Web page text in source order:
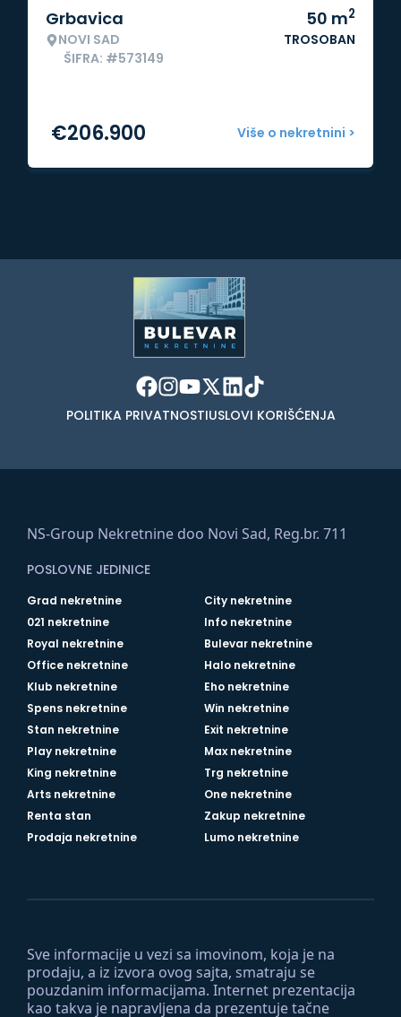
Grbavica
NOVI SAD
ŠIFRA: #573149
50 m2
TROSOBAN
Više o nekretnini >
€206.900
POLITIKA PRIVATNOSTIUSLOVI KORIŠĆENJA
Sve informacije u vezi sa imovinom, koja je na
prodaju, a iz izvora ovog sajta, smatraju se
pouzdanim informacijama. Internet prezentacija
kao takva je napravljena da prezentuje tačne
NS-Group Nekretnine doo Novi Sad, Reg.br. 711
POSLOVNE JEDINICE
Grad nekretnine
City nekretnine
021 nekretnine
Info nekretnine
Royal nekretnine
Bulevar nekretnine
Office nekretnine
Halo nekretnine
Klub nekretnine
Eho nekretnine
Spens nekretnine
Win nekretnine
Stan nekretnine
Exit nekretnine
Play nekretnine
Max nekretnine
King nekretnine
Trg nekretnine
Arts nekretnine
One nekretnine
Renta stan
Zakup nekretnine
Prodaja nekretnine
Lumo nekretnine